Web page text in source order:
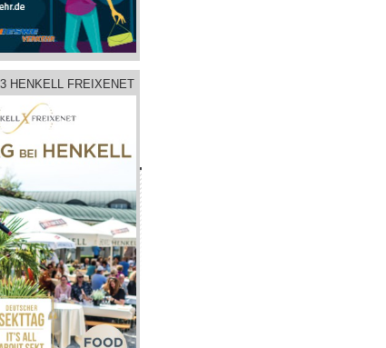
HENKELL FREIXENET
GmbH